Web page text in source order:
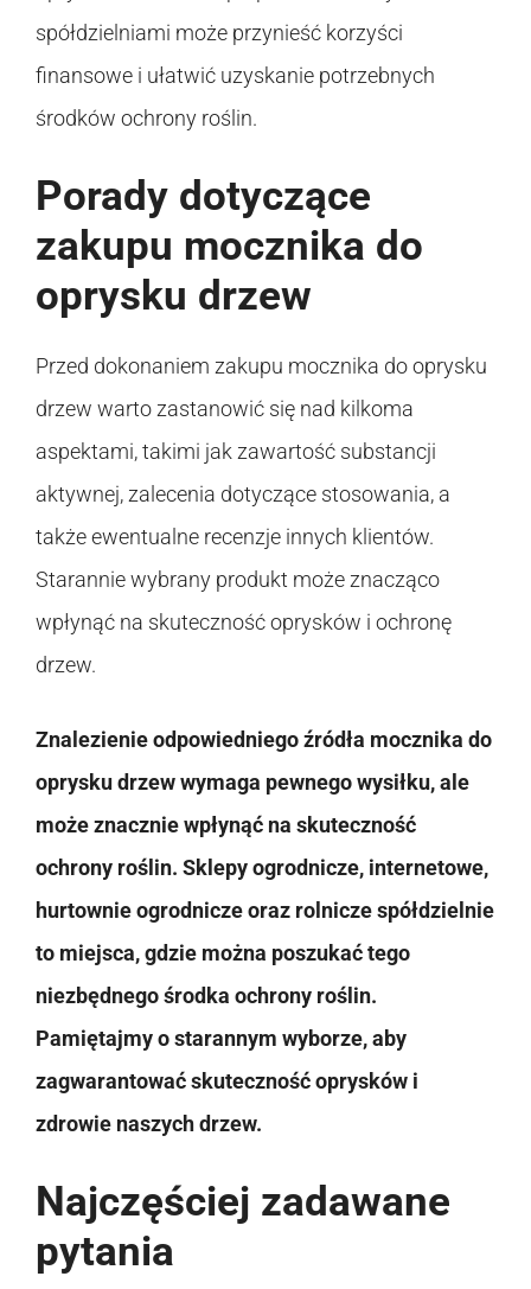
spółdzielniami może przynieść korzyści
finansowe i ułatwić uzyskanie potrzebnych
środków ochrony roślin.
Porady dotyczące
zakupu mocznika do
oprysku drzew
Przed dokonaniem zakupu mocznika do oprysku
drzew warto zastanowić się nad kilkoma
aspektami, takimi jak zawartość substancji
aktywnej, zalecenia dotyczące stosowania, a
także ewentualne recenzje innych klientów.
Starannie wybrany produkt może znacząco
wpłynąć na skuteczność oprysków i ochronę
drzew.
Znalezienie odpowiedniego źródła mocznika do
oprysku drzew wymaga pewnego wysiłku, ale
może znacznie wpłynąć na skuteczność
ochrony roślin. Sklepy ogrodnicze, internetowe,
hurtownie ogrodnicze oraz rolnicze spółdzielnie
to miejsca, gdzie można poszukać tego
niezbędnego środka ochrony roślin.
Pamiętajmy o starannym wyborze, aby
zagwarantować skuteczność oprysków i
zdrowie naszych drzew.
Najczęściej zadawane
pytania